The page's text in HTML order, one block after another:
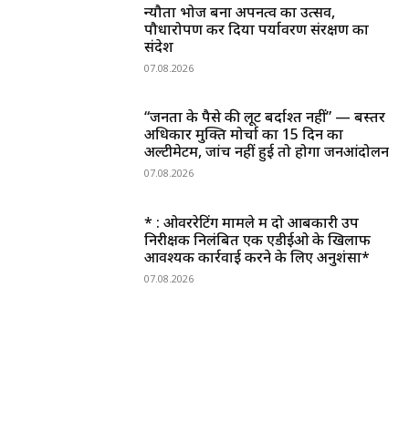
न्यौता भोज बना अपनत्व का उत्सव,
पौधारोपण कर दिया पर्यावरण संरक्षण का
संदेश
07.08.2026
“जनता के पैसे की लूट बर्दाश्त नहीं” — बस्तर
अधिकार मुक्ति मोर्चा का 15 दिन का
अल्टीमेटम, जांच नहीं हुई तो होगा जनआंदोलन
07.08.2026
* : ओवररेटिंग मामले में दो आबकारी उप
निरीक्षक निलंबित एक एडीईओ के खिलाफ
आवश्यक कार्रवाई करने के लिए अनुशंसा*
07.08.2026